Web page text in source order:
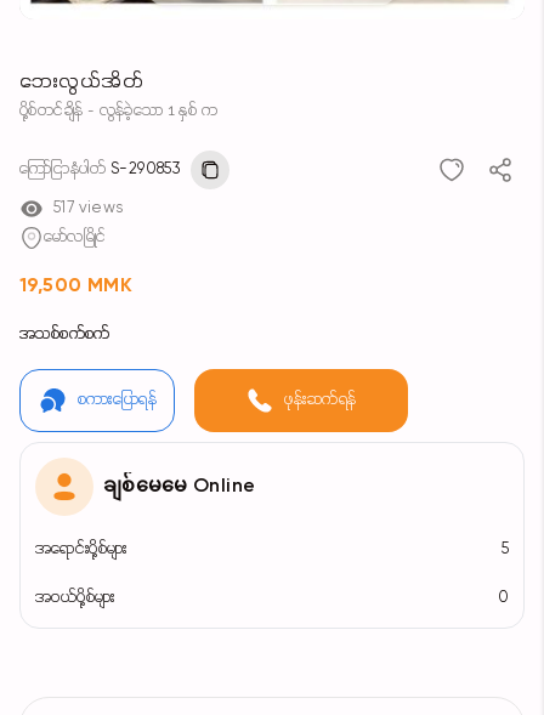
ဘေးလွယ်အိတ်
ပို့စ်တင်ချိန် - လွန်ခဲ့သော 1 နှစ် က
ကြော်ငြာနံပါတ် S-290853
517 views
မော်လမြိုင်
19,500 MMK
အသစ်စက်စက်
စကားပြောရန် ဖုန်းဆက်ရန်
ချစ်မေမေ Online
အရောင်းပို့စ်များ 5
အဝယ်ပို့စ်များ 0